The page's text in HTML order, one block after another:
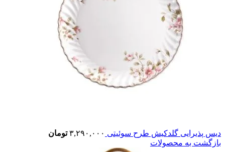
دیس پذیرایی گلدکیش طرح سوئیتی ۳,۲۹۰,۰۰۰ تومان
بازگشت به محصولات